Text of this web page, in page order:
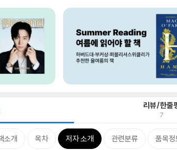
리뷰/한줄
7
소개 목차 저자 소개 관련분류 품목정